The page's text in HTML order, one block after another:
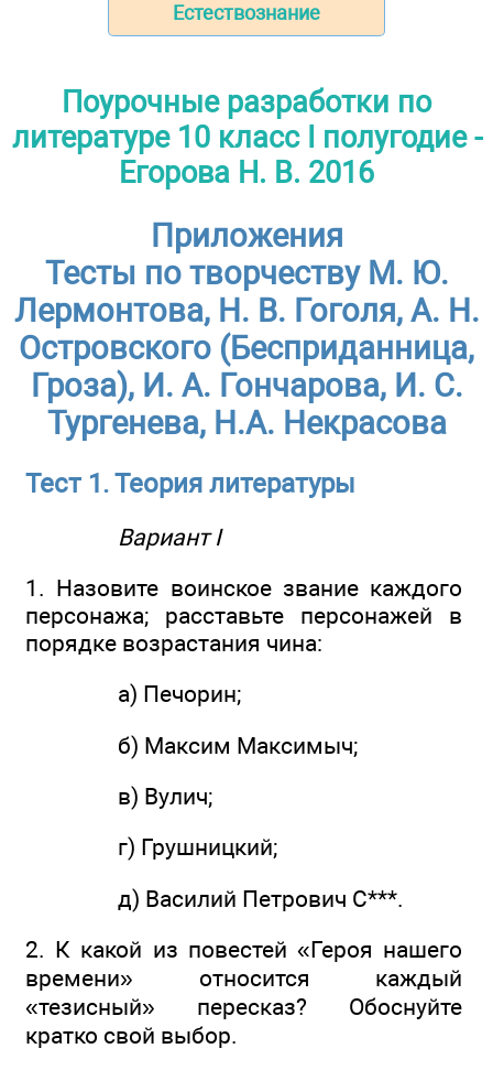
Естествознание
Поурочные разработки по
литературе 10 класс I полугодие -
Егорова Н. В. 2016
Приложения
Тесты по творчеству М. Ю.
Лермонтова, Н. В. Гоголя, А. Н.
Островского (Бесприданница,
Гроза), И. А. Гончарова, И. С.
Тургенева, Н.А. Некрасова
Тест 1. Теория литературы
Вариант I
1. Назовите воинское звание каждого
персонажа; расставьте персонажей в
порядке возрастания чина:
а) Печорин;
б) Максим Максимыч;
в) Вулич;
г) Грушницкий;
д) Василий Петрович С***.
2. К какой из повестей «Героя нашего
времени» относится каждый
«тезисный» пересказ? Обоснуйте
кратко свой выбор.